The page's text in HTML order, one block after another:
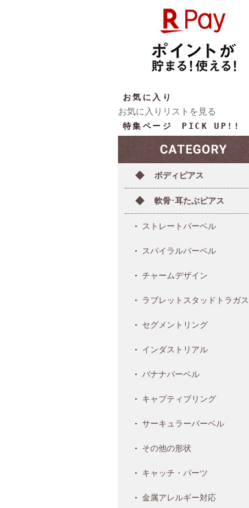
お気に入り
お気に入りリストを見る
特集ページ PICK UP!!
ボディピアス
軟骨･耳たぶピアス
ストレートバーベル
スパイラルバーベル
チャームデザイン
ラブレットスタッドトラガス
セグメントリング
インダストリアル
バナナバーベル
キャプティブリング
サーキュラーバーベル
その他の形状
キャッチ・パーツ
金属アレルギー対応